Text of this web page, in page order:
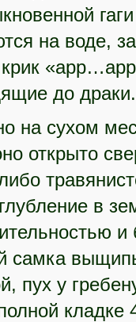
на воде,
крик
до драки.
на сухом
открыто
в
самка
пух у
кладке